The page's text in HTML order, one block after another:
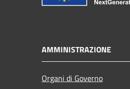
AMMINISTRAZIONE
Organi di Governo